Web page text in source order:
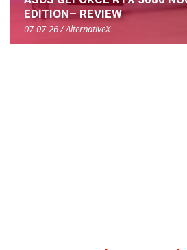
EDITION– REVIEW
07-07-26 / AlternativeX